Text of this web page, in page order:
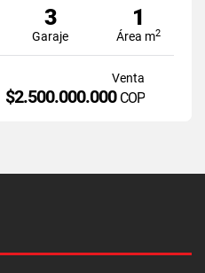
3
Garaje
1
Área m2
Venta
$2.500.000.000 COP